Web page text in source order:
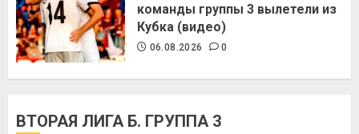
команды группы 3 вылетели из
Кубка (видео)
06.08.2026 0
ВТОРАЯ ЛИГА Б. ГРУППА 3